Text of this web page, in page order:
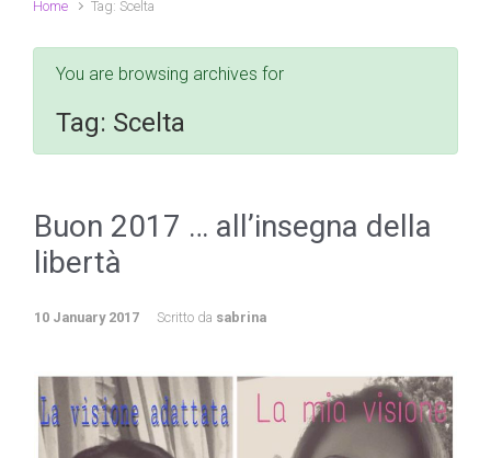
Home Tag: Scelta
You are browsing archives for
Tag: Scelta
Buon 2017 … all’insegna della
libertà
10 January 2017 Scritto da sabrina